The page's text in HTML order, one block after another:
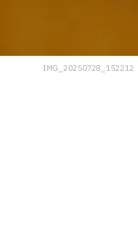
IMG_20250728_152212